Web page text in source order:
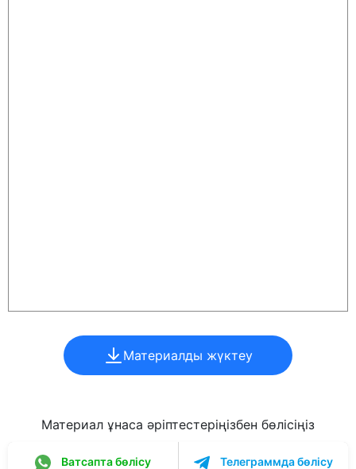
Материалды жүктеу
Материал ұнаса әріптестеріңізбен бөлісіңіз
Ватсапта бөлісу Телеграммда бөлісу